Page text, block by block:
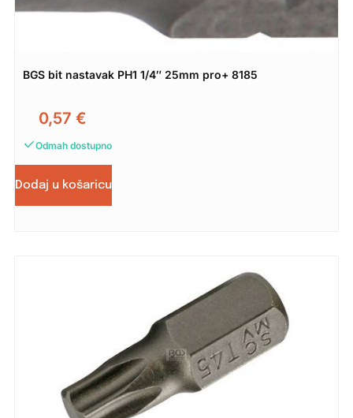
BGS bit nastavak PH1 1/4″ 25mm pro+ 8185
0,57 €
Odmah dostupno
Dodaj u košaricu